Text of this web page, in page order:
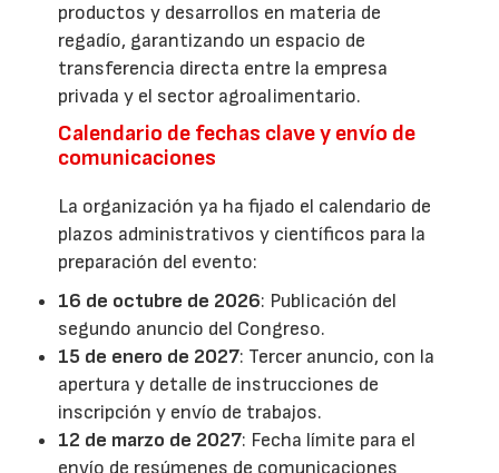
productos y desarrollos en materia de
regadío, garantizando un espacio de
transferencia directa entre la empresa
privada y el sector agroalimentario.
Calendario de fechas clave y envío de
comunicaciones
La organización ya ha fijado el calendario de
plazos administrativos y científicos para la
preparación del evento:
16 de octubre de 2026: Publicación del
segundo anuncio del Congreso.
15 de enero de 2027: Tercer anuncio, con la
apertura y detalle de instrucciones de
inscripción y envío de trabajos.
12 de marzo de 2027: Fecha límite para el
envío de resúmenes de comunicaciones